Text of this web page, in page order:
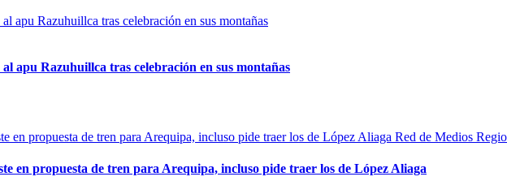
apu Razuhuillca tras celebración en sus montañas
Red de Medios
en propuesta de tren para Arequipa, incluso pide traer los de López Aliaga